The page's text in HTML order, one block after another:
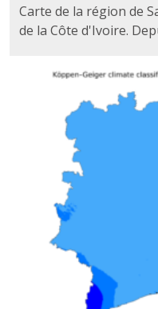
Carte de la région de
de la Côte d'Ivoire.